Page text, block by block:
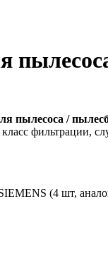
пылесоса /
фильтрации,
(4 шт,